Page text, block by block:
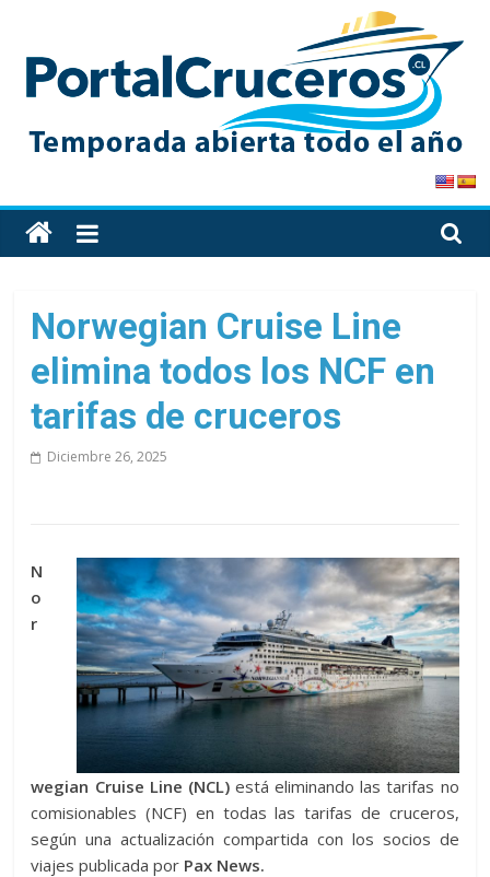
content
PortalCruceros
Toda
la
de
cruceros
en
solo
Norwegian Cruise Line
elimina todos los NCF en
tarifas de cruceros
Diciembre 26, 2025
N
o
r
wegian Cruise Line (NCL)está eliminando las tarifas no
comisionables (NCF) en todas las tarifas de cruceros,
según una actualización compartida con los socios de
viajes publicada por Pax News.